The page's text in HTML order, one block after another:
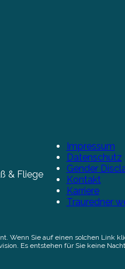
& Fliege
Impressum
Datenschutz
Gender
Kontakt
Karriere
Trauredner
Wenn Sie auf einen solchen
Es entstehen für Sie keine